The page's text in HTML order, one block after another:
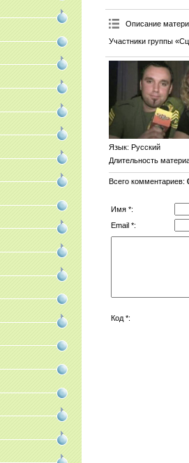
Описание
Участники группы
Язык: Русский
Длительность
Всего комментариев:
Имя *:
Email *:
Код *: